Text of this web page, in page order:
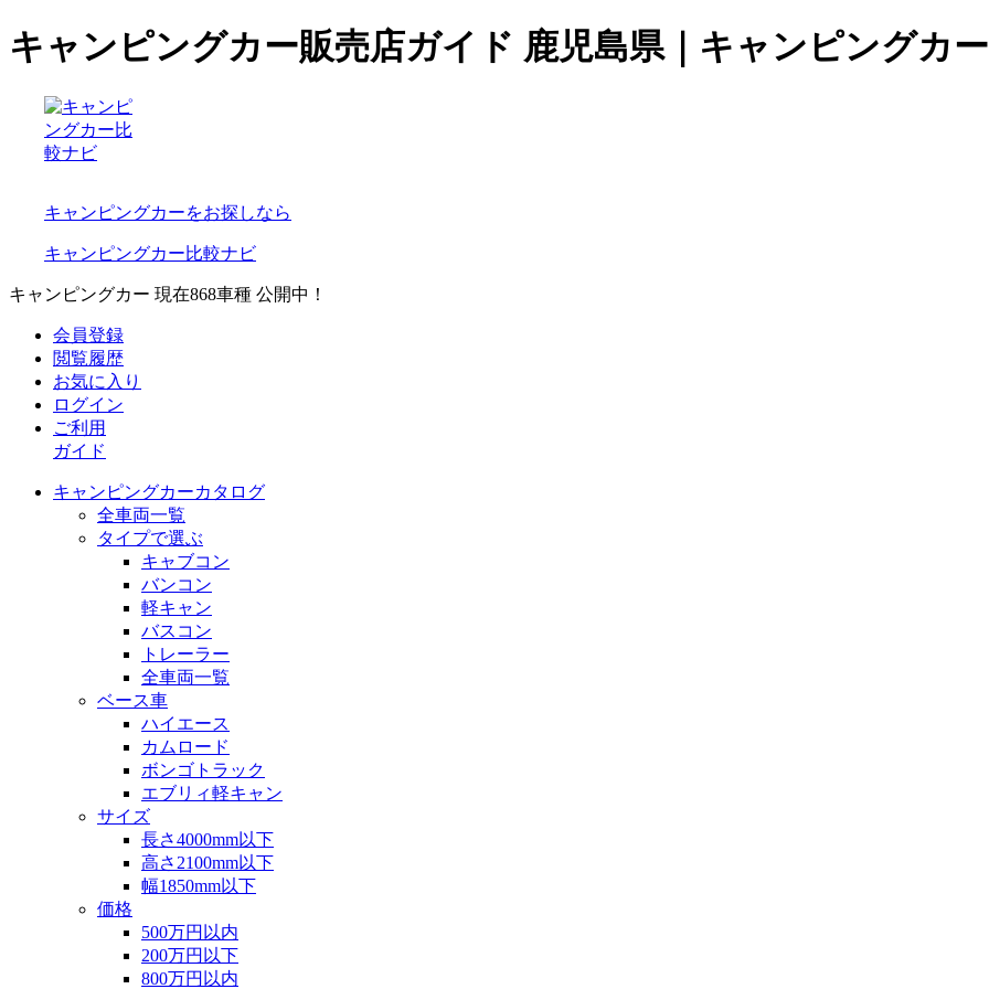
キャンピングカー販売店ガイド 鹿児島県｜キャンピングカ
キャンピングカーをお探しなら
キャンピングカー比較ナビ
キャンピングカー 現在868車種 公開中！
会員登録
閲覧履歴
お気に入り
ログイン
ご利用
ガイド
キャンピングカーカタログ
全車両一覧
タイプで選ぶ
キャブコン
バンコン
軽キャン
バスコン
トレーラー
全車両一覧
ベース車
ハイエース
カムロード
ボンゴトラック
エブリィ軽キャン
サイズ
長さ4000mm以下
高さ2100mm以下
幅1850mm以下
価格
500万円以内
200万円以下
800万円以内